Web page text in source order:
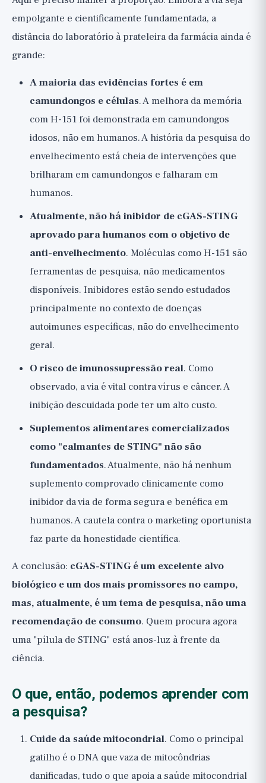
empolgante e cientificamente fundamentada, a
distância do laboratório à prateleira da farmácia ainda é
grande:
A maioria das evidências fortes é em
camundongos e células. A melhora da memória
com H-151 foi demonstrada em camundongos
idosos, não em humanos. A história da pesquisa do
envelhecimento está cheia de intervenções que
brilharam em camundongos e falharam em
humanos.
Atualmente, não há inibidor de cGAS-STING
aprovado para humanos com o objetivo de
anti-envelhecimento. Moléculas como H-151 são
ferramentas de pesquisa, não medicamentos
disponíveis. Inibidores estão sendo estudados
principalmente no contexto de doenças
autoimunes específicas, não do envelhecimento
geral.
O risco de imunossupressão real. Como
observado, a via é vital contra vírus e câncer. A
inibição descuidada pode ter um alto custo.
Suplementos alimentares comercializados
como "calmantes de STING" não são
fundamentados. Atualmente, não há nenhum
suplemento comprovado clinicamente como
inibidor da via de forma segura e benéfica em
humanos. A cautela contra o marketing oportunista
faz parte da honestidade científica.
A conclusão: cGAS-STING é um excelente alvo
biológico e um dos mais promissores no campo,
mas, atualmente, é um tema de pesquisa, não uma
recomendação de consumo. Quem procura agora
uma "pílula de STING" está anos-luz à frente da
ciência.
O que, então, podemos aprender com
a pesquisa?
Cuide da saúde mitocondrial. Como o principal
gatilho é o DNA que vaza de mitocôndrias
danificadas, tudo o que apoia a saúde mitocondrial